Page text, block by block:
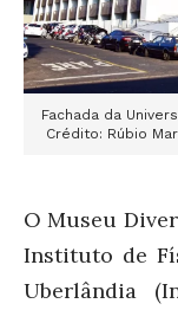
Fachada da
Crédito: Rúbio
O Museu
Instituto de
Uberlândia